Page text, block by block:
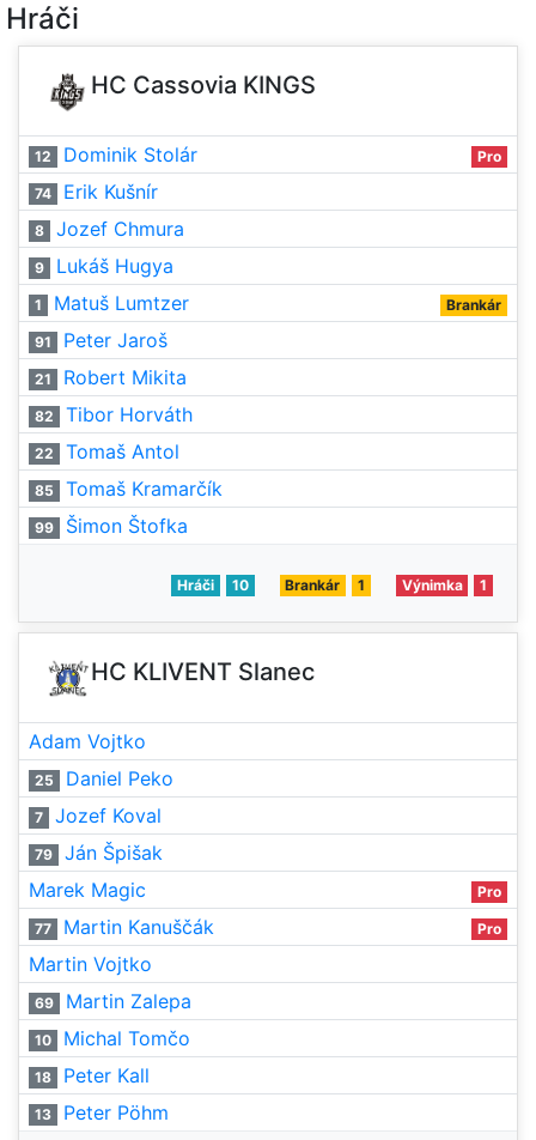
Hráči
HC Cassovia KINGS
12 Dominik Stolár Pro
74 Erik Kušnír
8 Jozef Chmura
9 Lukáš Hugya
1 Matuš Lumtzer Brankár
91 Peter Jaroš
21 Robert Mikita
82 Tibor Horváth
22 Tomaš Antol
85 Tomaš Kramarčík
99 Šimon Štofka
Hráči 10 Brankár 1 Výnimka 1
HC KLIVENT Slanec
Adam Vojtko
25 Daniel Peko
7 Jozef Koval
79
Ján Špišak
Marek Magic
Pro
77 Martin Kanuščák Pro
Martin Vojtko
69 Martin Zalepa
10 Michal Tomčo
18 Peter Kall
13 Peter Pöhm